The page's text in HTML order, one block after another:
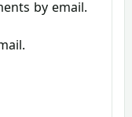
by email.